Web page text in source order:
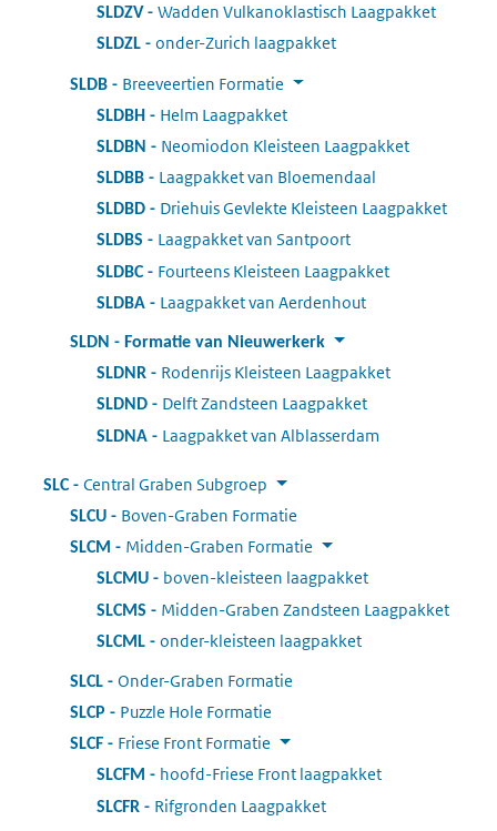
SLDZV: Wadden Vulkanoklastisch Laagpakket
SLDZL onder-Zurich laagpakket
SLDB Breeveertien Formatie
SLDBH Helm Laagpakket
SLDBN Neomiodon Kleisteen Laagpakket
SLDBB Laagpakket van Bloemendaal
SLDBD Driehuis Gevlekte Kleisteen Laagpakket
SLDBS Laagpakket van Santpoort
SLDBC: Fourteens Kleisteen Laagpakket
SLDBA Laagpakket van Aerdenhout
SLDN
Formatie van Nieuwerkerk
SLDNR
Rodenrijs Kleisteen Laagpakket
SLDND Delft Zandsteen Laagpakket
SLDNA Laagpakket van Alblasserdam
SLC: Central Graben Subgroep
SLCU Boven-Graben Formatie
SLCM Midden-Graben Formatie
SLCMU boven-kleisteen laagpakket
SLCMS Midden-Graben Zandsteen Laagpakket
SLCML onder-kleisteen laagpakket
SLCL Onder-Graben Formatie
SLCP Puzzle Hole Formatie
SLCF Friese Front Formatie
SLCFM hoofd-Friese Front laagpakket
SLCFR Rifgronden Laagpakket